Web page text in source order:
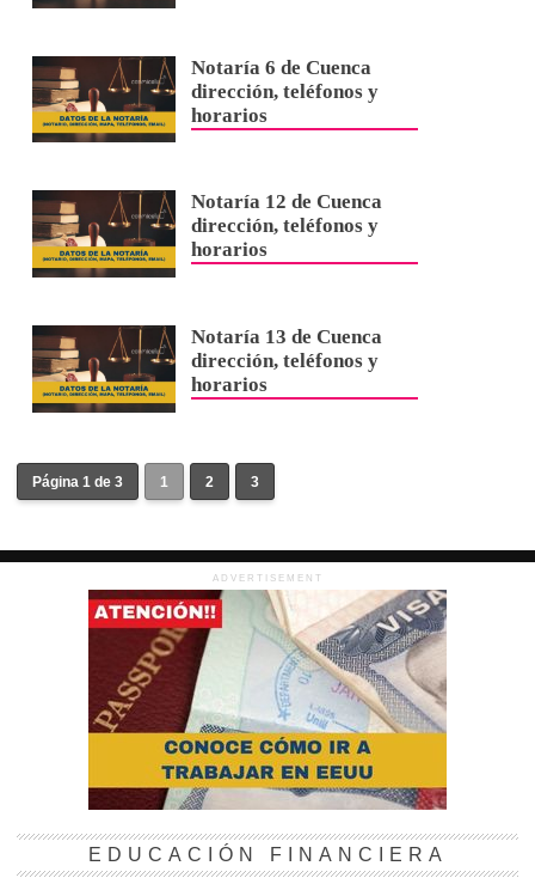
Notaría 6 de Cuenca
dirección, teléfonos y
horarios
Notaría 12 de Cuenca
dirección, teléfonos y
horarios
Notaría 13 de Cuenca
dirección, teléfonos y
horarios
Página 1 de 3 1 2 3
ADVERTISEMENT
EDUCACIÓN FINANCIERA